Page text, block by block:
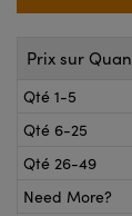
ou Coupleurs
de Poche ou
:
Optiques
Labs™
Prix sur
Qté 1-5
Qté 6-25
Qté 26-49
Need More?